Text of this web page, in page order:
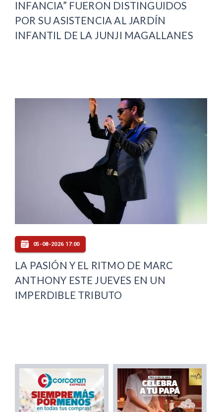
INFANCIA” FUERON DISTINGUIDOS
POR SU ASISTENCIA AL JARDÍN
INFANTIL DE LA JUNJI MAGALLANES
05-08-2026 17:00
LA PASIÓN Y EL RITMO DE MARC
ANTHONY ESTE JUEVES EN UN
IMPERDIBLE TRIBUTO